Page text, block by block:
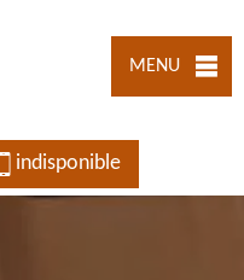
MENU
indisponible